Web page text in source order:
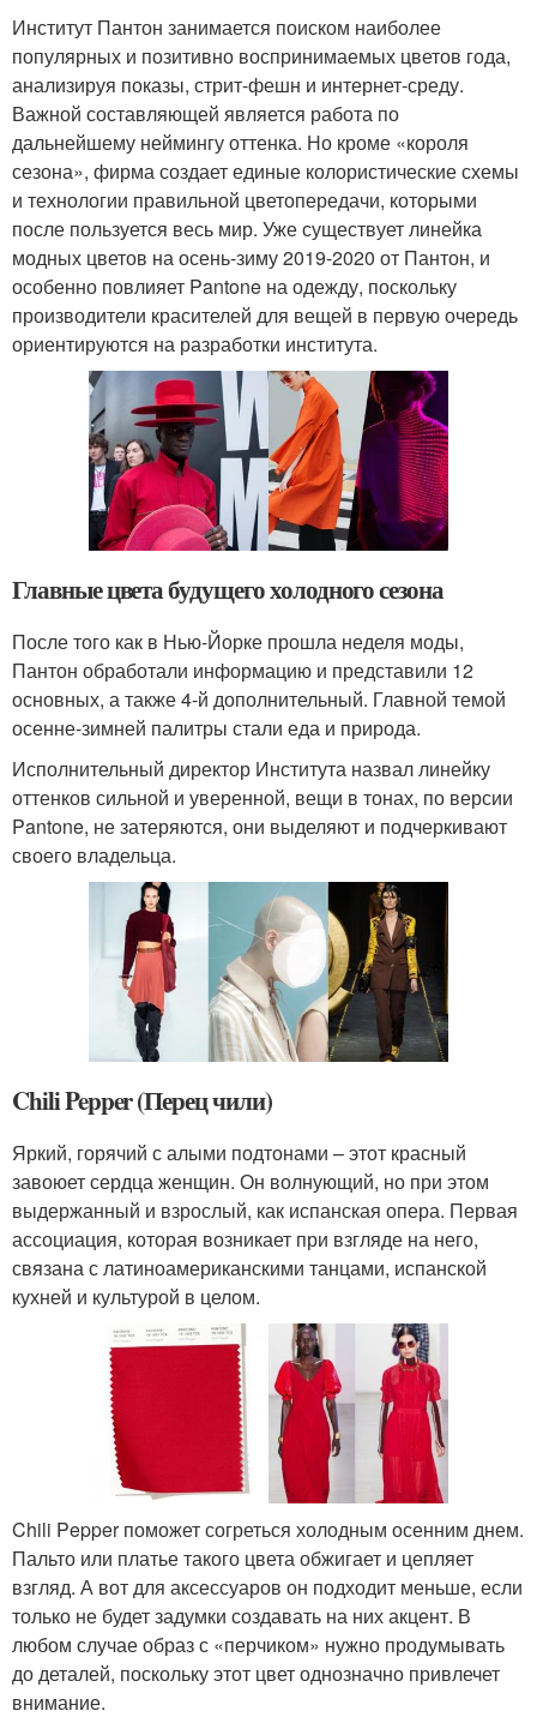
Институт Пантон занимается поиском наиболее
популярных и позитивно воспринимаемых цветов года,
анализируя показы, стрит-фешн и интернет-среду.
Важной составляющей является работа по
дальнейшему неймингу оттенка. Но кроме «короля
сезона», фирма создает единые колористические схемы
и технологии правильной цветопередачи, которыми
после пользуется весь мир. Уже существует линейка
модных цветов на осень-зиму 2019-2020 от Пантон, и
особенно повлияет Pantone на одежду, поскольку
производители красителей для вещей в первую очередь
ориентируются на разработки института.
Главные цвета будущего холодного сезона
После того как в Нью-Йорке прошла неделя моды,
Пантон обработали информацию и представили 12
основных, а также 4-й дополнительный. Главной темой
осенне-зимней палитры стали еда и природа.
Исполнительный директор Института назвал линейку
оттенков сильной и уверенной, вещи в тонах, по версии
Pantone, не затеряются, они выделяют и подчеркивают
своего владельца.
Chili Pepper (Перец чили)
Яркий, горячий с алыми подтонами – этот красный
завоюет сердца женщин. Он волнующий, но при этом
выдержанный и взрослый, как испанская опера. Первая
ассоциация, которая возникает при взгляде на него,
связана с латиноамериканскими танцами, испанской
кухней и культурой в целом.
Chili Pepper поможет согреться холодным осенним днем.
Пальто или платье такого цвета обжигает и цепляет
взгляд. А вот для аксессуаров он подходит меньше, если
только не будет задумки создавать на них акцент. В
любом случае образ с «перчиком» нужно продумывать
до деталей, поскольку этот цвет однозначно привлечет
внимание.